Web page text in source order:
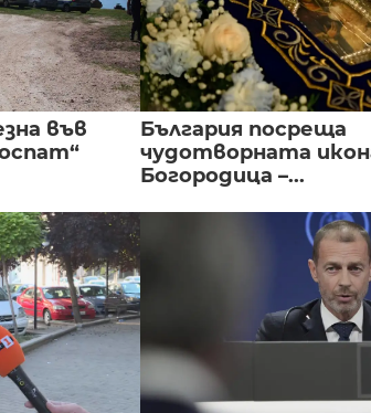
във
България посреща
чудотворната
Богородица –...